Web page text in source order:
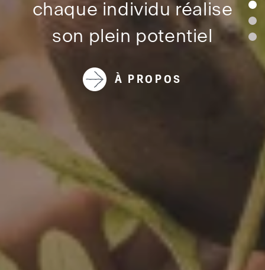
chaque individu réalise
son plein potentiel
À PROPOS